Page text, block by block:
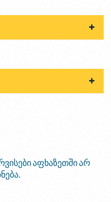
აფხაზეთში არ